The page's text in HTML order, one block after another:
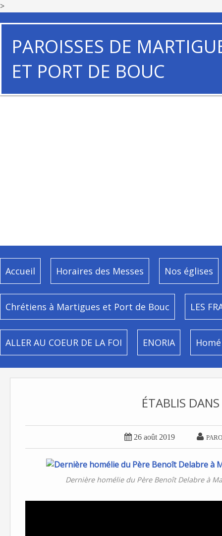
>
PAROISSES DE
ET PORT DE BOUC
Accueil Horaires des Messes Nos églises
Chrétiens à Martigues et Port de Bouc LES
ALLER AU COEUR DE LA FOI ENORIA
ÉTABLIS
 26 août 2019 
Dernière homélie du Père Benoît Delabre à